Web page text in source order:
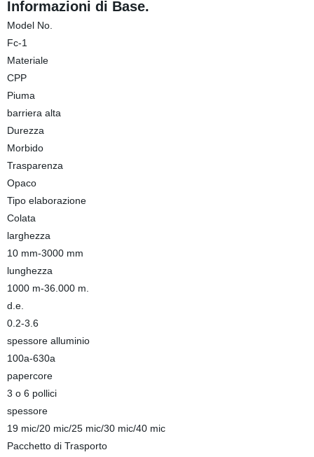
Informazioni di Base.
Model No.
Fc-1
Materiale
CPP
Piuma
barriera alta
Durezza
Morbido
Trasparenza
Opaco
Tipo elaborazione
Colata
larghezza
10 mm-3000 mm
lunghezza
1000 m-36.000 m.
d.e.
0.2-3.6
spessore alluminio
100a-630a
papercore
3 o 6 pollici
spessore
19 mic/20 mic/25 mic/30 mic/40 mic
Pacchetto di Trasporto